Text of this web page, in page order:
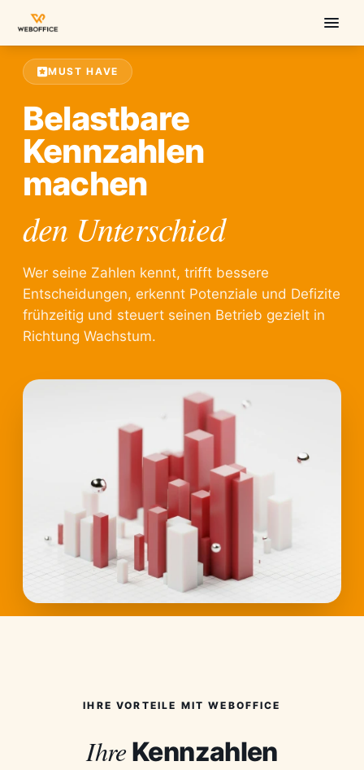
MUST HAVE
Belastbare
Kennzahlen
machen
den Unterschied
Wer seine Zahlen kennt, trifft bessere
Entscheidungen, erkennt Potenziale und Defizite
frühzeitig und steuert seinen Betrieb gezielt in
Richtung Wachstum.
IHRE VORTEILE MIT WEBOFFICE
IhreKennzahlen